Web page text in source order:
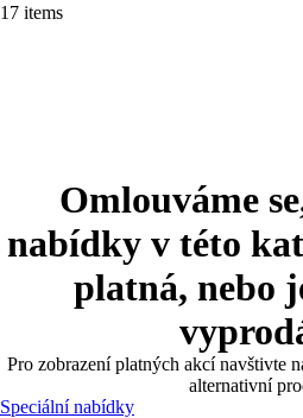
17 items
Omlouváme
nabídky v této
platná, nebo
Pro zobrazení platných akcí navštivte
alternativní
Speciální nabídky